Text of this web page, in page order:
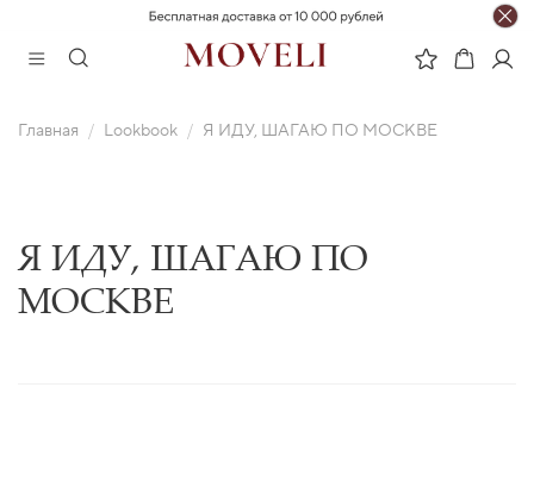
Главная Lookbook Я ИДУ, ШАГАЮ ПО МОСКВЕ
Я ИДУ, ШАГАЮ ПО
МОСКВЕ